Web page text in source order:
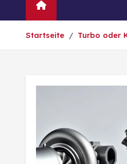
Startseite Turbo oder